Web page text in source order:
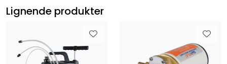
Lignende produkter